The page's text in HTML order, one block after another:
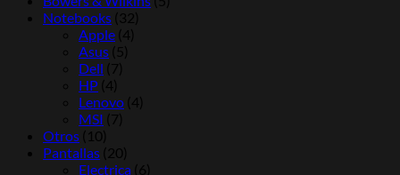
Notebooks (32)
Apple (4)
Asus (5)
Dell (7)
HP (4)
Lenovo (4)
MSI (7)
Otros (10)
Pantallas (20)
Electrica (6)